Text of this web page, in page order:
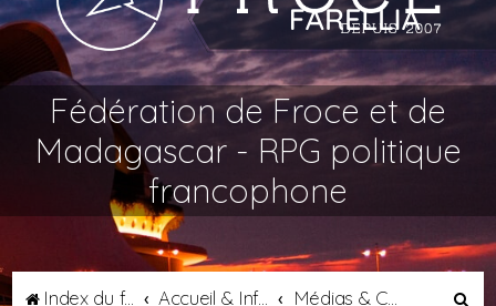
Fédération de Froce et de
Madagascar - RPG politique
francophone
Index du forum Accueil & Informations Médias & Communications